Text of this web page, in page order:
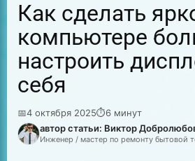
Как сделать
компьютере
настроить
себя
📅4 октября 2025⏱6 минут
автор статьи: Виктор
Инженер / мастер по ремонту бытовой